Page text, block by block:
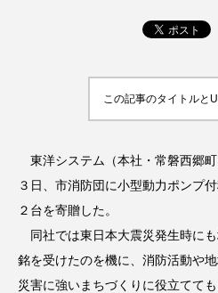
この記事のタイトルと
東洋システム（本社・常磐西郷町
３日、市消防団に小型動力ポンプ
２台を寄贈した。
同社では東日本大震災発生時に
銘を受けたのを機に、消防活動や
災害に強いまちづくりに役立てて